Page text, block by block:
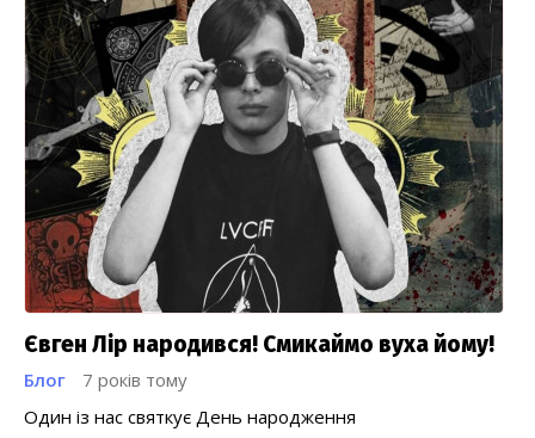
Євген Лір народився! Смикаймо вуха йому!
Блог
7 років тому
Один із нас святкує День народження